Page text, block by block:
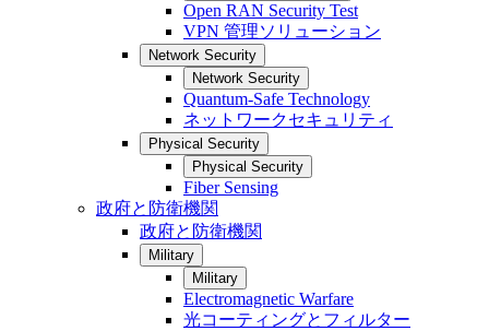
Open RAN Security Test
VPN 管理ソリューション
Network Security
Network Security
Quantum-Safe Technology
ネットワークセキュリティ
Physical Security
Physical Security
Fiber Sensing
政府と防衛機関
政府と防衛機関
Military
Military
Electromagnetic Warfare
光コーティングとフィルター